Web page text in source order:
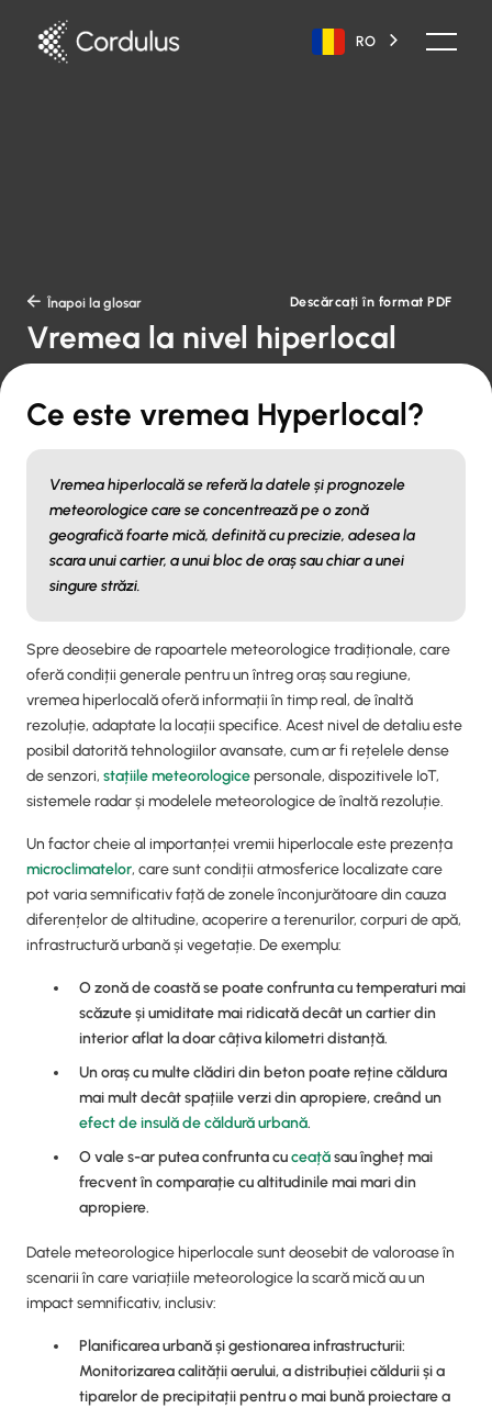
RO
 Înapoi la glosar Descărcați în format PDF
Vremea la nivel hiperlocal
Ce este vremea Hyperlocal?
Vremea hiperlocală se referă la datele și prognozele
meteorologice care se concentrează pe o zonă
geografică foarte mică, definită cu precizie, adesea la
scara unui cartier, a unui bloc de oraș sau chiar a unei
singure străzi.
Spre deosebire de rapoartele meteorologice tradiționale, care
oferă condiții generale pentru un întreg oraș sau regiune,
vremea hiperlocală oferă informații în timp real, de înaltă
rezoluție, adaptate la locații specifice. Acest nivel de detaliu este
posibil datorită tehnologiilor avansate, cum ar fi rețelele dense
de senzori, stațiile meteorologicepersonale, dispozitivele IoT,
sistemele radar și modelele meteorologice de înaltă rezoluție.
Un factor cheie al importanței vremii hiperlocale este prezența
microclimatelor, care sunt condiții atmosferice localizate care
pot varia semnificativ față de zonele înconjurătoare din cauza
diferențelor de altitudine, acoperire a terenurilor, corpuri de apă,
infrastructură urbană și vegetație. De exemplu:
O zonă de coastă se poate confrunta cu temperaturi mai
scăzute și umiditate mai ridicată decât un cartier din
interior aflat la doar câțiva kilometri distanță.
Un oraș cu multe clădiri din beton poate reține căldura
mai mult decât spațiile verzi din apropiere, creând un
efect de insulă de căldură urbană.
O vale s-ar putea confrunta cuceațăsau îngheț mai
frecvent în comparație cu altitudinile mai mari din
apropiere.
Datele meteorologice hiperlocale sunt deosebit de valoroase în
scenarii în care variațiile meteorologice la scară mică au un
impact semnificativ, inclusiv:
Planificarea urbană și gestionarea infrastructurii:
Monitorizarea calității aerului, a distribuției căldurii și a
tiparelor de precipitații pentru o mai bună proiectare a